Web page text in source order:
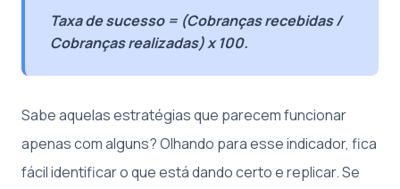
Taxa de sucesso = (Cobranças recebidas /
Cobranças realizadas) x 100.
Sabe aquelas estratégias que parecem funcionar
apenas com alguns? Olhando para esse indicador, fica
fácil identificar o que está dando certo e replicar. Se